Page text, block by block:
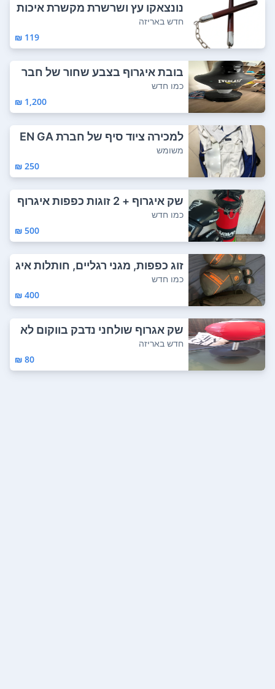
נונצאקו עץ ושרשרת מקשרת איכות
י לאימון או...
חדש באריזה
119 ₪
בובת איגרוף בצבע שחור של חבר
ת אברסט במצב...
כמו חדש
1,200 ₪
למכירה ציוד סיף של חברת EN GA
RDE במחיר מ...
משומש
250 ₪
שק איגרוף + 2 זוגות כפפות איגרוף
(סוגים ...
כמו חדש
500 ₪
זוג כפפות, מגני רגליים, חותלות איג
רוף, מ...
כמו חדש
400 ₪
שק אגרוף שולחני נדבק בווקום לא
להתקשר ...
חדש באריזה
80 ₪